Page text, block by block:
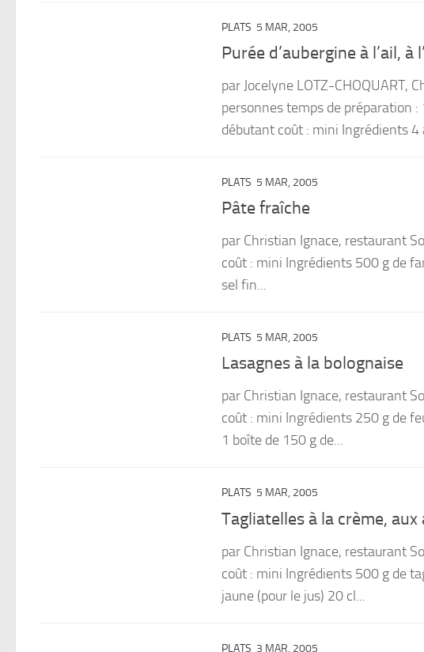
PLATS 5 MAR, 2005
Purée d’aubergine à l’ail,
par Jocelyne LOTZ-CHOQUART,
personnes temps de préparation
débutant coût : mini Ingrédients 4
PLATS 5 MAR, 2005
Pâte fraîche
par Christian Ignace, restaurant
coût : mini Ingrédients 500 g de
sel fin...
PLATS 5 MAR, 2005
Lasagnes à la bolognaise
par Christian Ignace, restaurant
coût : mini Ingrédients 250 g de
1 boîte de 150 g de...
PLATS 5 MAR, 2005
Tagliatelles à la crème,
par Christian Ignace, restaurant
coût : mini Ingrédients 500 g de
jaune (pour le jus) 20 cl...
PLATS 3 MAR, 2005